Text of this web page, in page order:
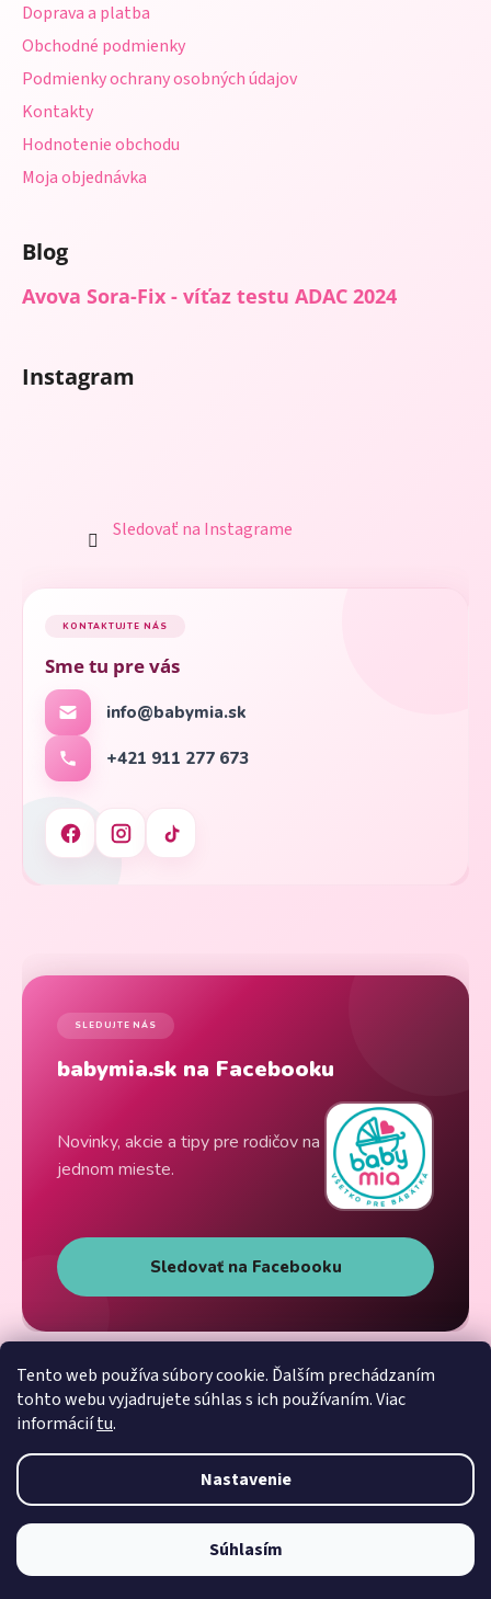
Tento web používa súbory cookie. Ďalším prechádzaním
tohto webu vyjadrujete súhlas s ich používaním. Viac
informáciítu.
Nastavenie
Súhlasím
Doprava a platba
Obchodné podmienky
Podmienky ochrany osobných údajov
Kontakty
Hodnotenie obchodu
Moja objednávka
Blog
Avova Sora-Fix - víťaz testu ADAC 2024
Instagram
Sledovať na Instagrame
KONTAKTUJTE NÁS
Sme tu pre vás
info@babymia.sk
+421 911 277 673
SLEDUJTE NÁS
babymia.sk na Facebooku
Novinky, akcie a tipy pre rodičov na
jednom mieste.
Sledovať na Facebooku
Vytvoril Shoptet
Copyright 2026Babymia. Všetky práva vyhradené.